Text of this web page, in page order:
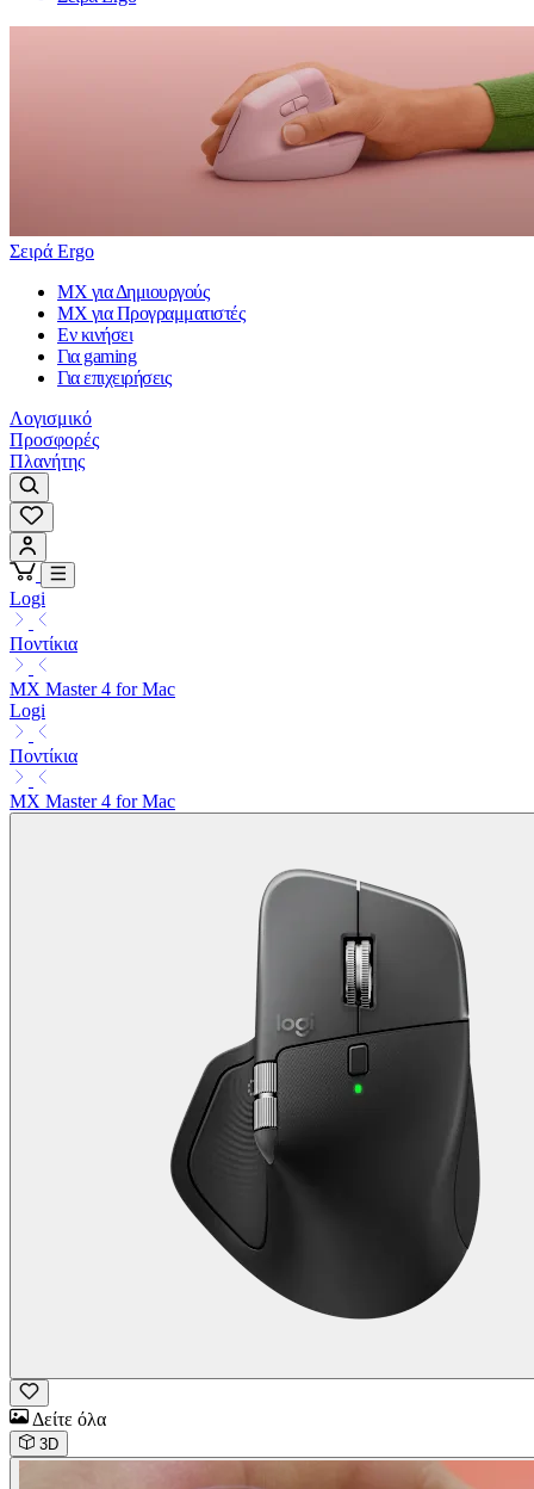
Σειρά Ergo
MX για Δημιουργούς
MX για Προγραμματιστές
Εν κινήσει
Για gaming
Για επιχειρήσεις
Λογισμικό
Προσφορές
Πλανήτης
Logi
Ποντίκια
MX Master 4 for Mac
Logi
Ποντίκια
MX Master 4 for Mac
Δείτε όλα
3D